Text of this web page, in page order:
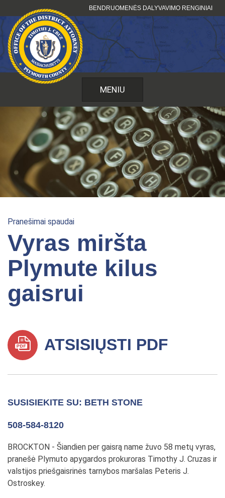
prie
turinio
BENDRUOMENĖS DALYVAVIMO RENGINIAI
MENIU
Pranešimai spaudai
Vyras miršta
Plymute kilus
gaisrui
ATSISIŲSTI PDF
SUSISIEKITE SU: BETH STONE
508-584-8120
BROCKTON - Šiandien per gaisrą name žuvo 58 metų vyras,
pranešė Plymuto apygardos prokuroras Timothy J. Cruzas ir
valstijos priešgaisrinės tarnybos maršalas Peteris J.
Ostroskey.